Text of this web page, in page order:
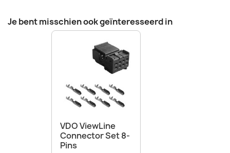
Je bent misschien ook geïnteresseerd in
VDO ViewLine
Connector Set 8-
Pins